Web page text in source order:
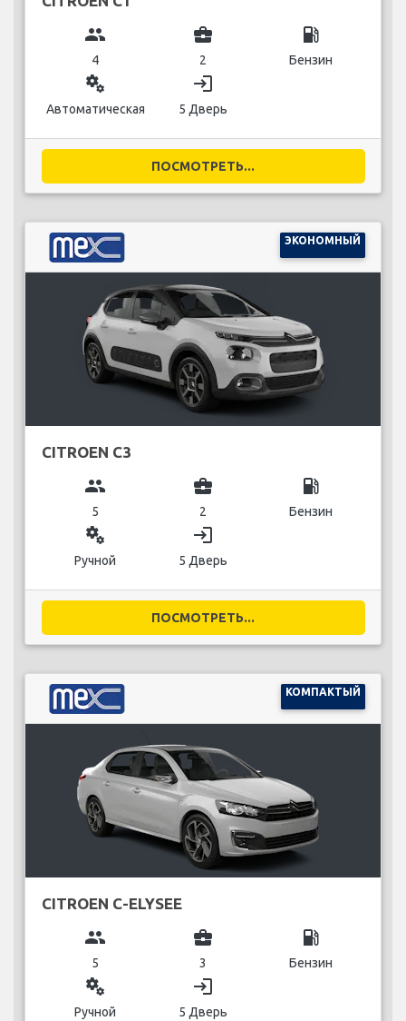
group
4
business_center
2
local_gas_station
Бензин
miscellaneous_services
Автоматическая
login
5 Дверь
ПОСМОТРЕТЬ...
ЭКОНОМНЫЙ
CITROEN C3
group
5
business_center
2
local_gas_station
Бензин
miscellaneous_services
Ручной
login
5 Дверь
ПОСМОТРЕТЬ...
КОМПАКТЫЙ
CITROEN C-ELYSEE
group
5
business_center
3
local_gas_station
Бензин
miscellaneous_services
Ручной
login
5 Дверь